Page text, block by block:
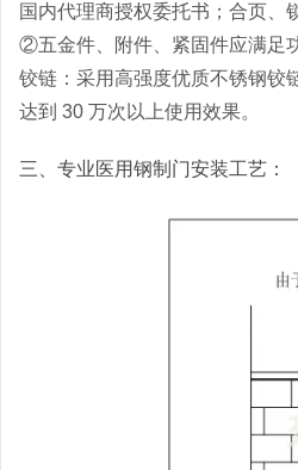
国内代理商授权委托书；合页、
②五金件、附件、紧固件应满足
铰链：采用高强度优质不锈钢铰
达到 30 万次以上使用效果。
三、专业医用钢制门安装工艺：